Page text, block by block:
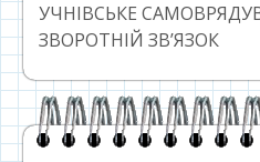
УЧНІВСЬКЕ
ЗВОРОТНІЙ ЗВ’ЯЗОК